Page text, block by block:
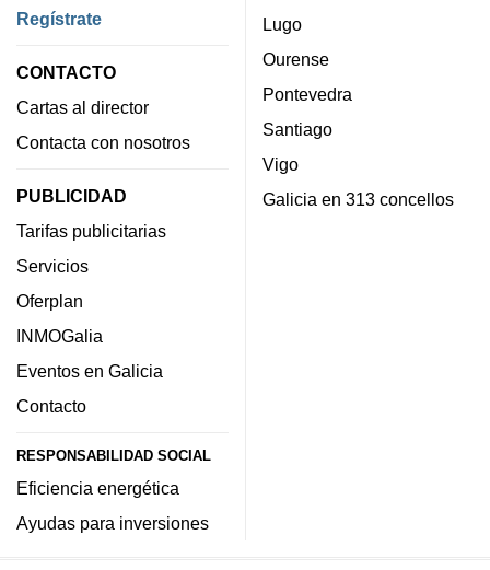
Regístrate
CONTACTO
Cartas al director
Contacta con nosotros
PUBLICIDAD
Tarifas publicitarias
Servicios
Oferplan
INMOGalia
Eventos en Galicia
Contacto
RESPONSABILIDAD SOCIAL
Eficiencia energética
Ayudas para inversiones
Lugo
Ourense
Pontevedra
Santiago
Vigo
Galicia en 313 concellos